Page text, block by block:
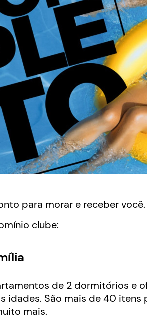
para morar e receber você.
clube:
de 2 dormitórios e
idades. São mais de 40
mais.